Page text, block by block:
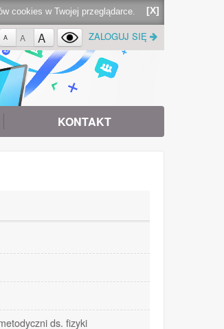
cookies w Twojej przeglądarce. [X]
KONTAKT
A A A ZALOGUJ SIĘ
ds. fizyki